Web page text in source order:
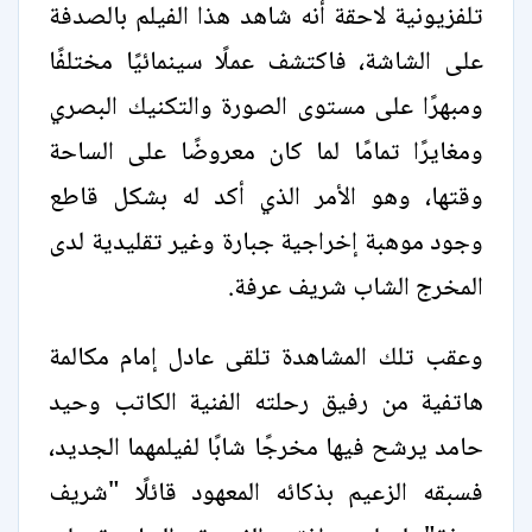
تلفزيونية لاحقة أنه شاهد هذا الفيلم بالصدفة
على الشاشة، فاكتشف عملًا سينمائيًا مختلفًا
ومبهرًا على مستوى الصورة والتكنيك البصري
ومغايرًا تمامًا لما كان معروضًا على الساحة
وقتها، وهو الأمر الذي أكد له بشكل قاطع
وجود موهبة إخراجية جبارة وغير تقليدية لدى
المخرج الشاب شريف عرفة.
وعقب تلك المشاهدة تلقى عادل إمام مكالمة
هاتفية من رفيق رحلته الفنية الكاتب وحيد
حامد يرشح فيها مخرجًا شابًا لفيلمهما الجديد،
فسبقه الزعيم بذكائه المعهود قائلًا "شريف